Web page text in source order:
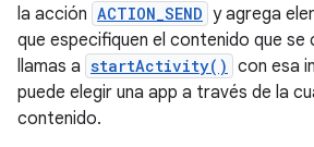
la acción ACTION_SEND y agrega
que especifiquen el contenido que
llamas a startActivity() con esa
puede elegir una app a través de la
contenido.